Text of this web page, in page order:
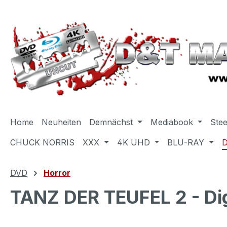
Home Neuheiten Demnächst Mediabook
CHUCK NORRIS
XXX 4K UHD BLU-RAY
DVD Horror
TANZ DER TEUFEL 2 -